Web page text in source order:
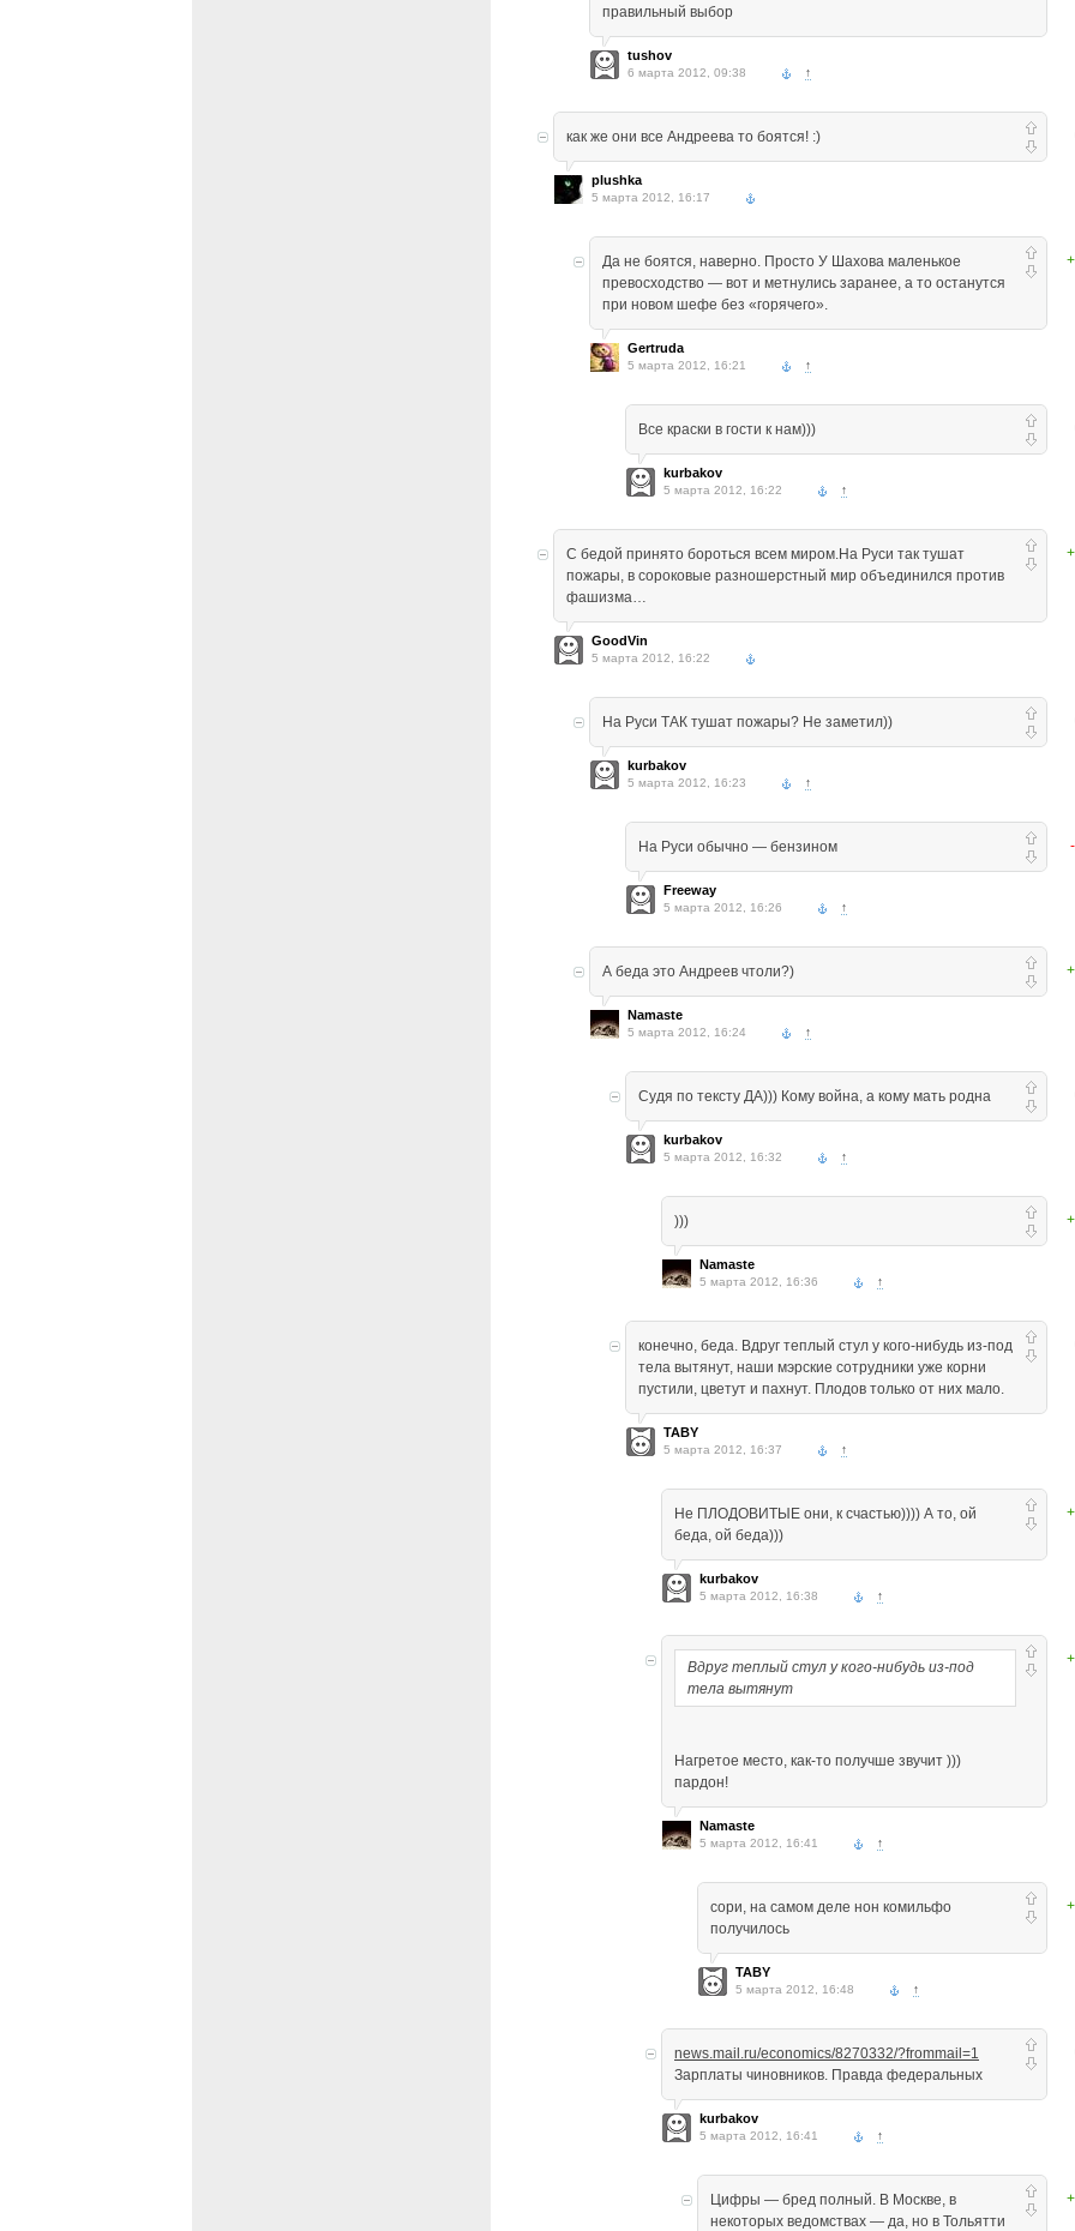
правильный выбор
tushov
6 марта 2012, 09:38 ↑
как же они все Андреева то боятся! :)
plushka
5 марта 2012, 16:17
Да не боятся, наверно. Просто У Шахова маленькое
превосходство — вот и метнулись заранее, а то останутся
при новом шефе без «горячего».
Gertruda
5 марта 2012, 16:21 ↑
Все краски в гости к нам)))
kurbakov
5 марта 2012, 16:22 ↑
С бедой принято бороться всем миром.На Руси так тушат
пожары, в сороковые разношерстный мир объединился против
фашизма…
GoodVin
5 марта 2012, 16:22
На Руси ТАК тушат пожары? Не заметил))
kurbakov
5 марта 2012, 16:23 ↑
На Руси обычно — бензином
Freeway
5 марта 2012, 16:26 ↑
А беда это Андреев чтоли?)
Namaste
5 марта 2012, 16:24 ↑
Судя по тексту ДА))) Кому война, а кому мать родна
kurbakov
5 марта 2012, 16:32 ↑
)))
Namaste
5 марта 2012, 16:36 ↑
конечно, беда. Вдруг теплый стул у кого-нибудь из-под
тела вытянут, наши мэрские сотрудники уже корни
пустили, цветут и пахнут. Плодов только от них мало.
TABY
5 марта 2012, 16:37 ↑
Не ПЛОДОВИТЫЕ они, к счастью)))) А то, ой
беда, ой беда)))
kurbakov
5 марта 2012, 16:38 ↑
Вдруг теплый стул у кого-нибудь из-под
тела вытянут
Нагретое место, как-то получше звучит )))
пардон!
Namaste
5 марта 2012, 16:41 ↑
сори, на самом деле нон комильфо
получилось
TABY
5 марта 2012, 16:48 ↑
news.mail.ru/economics/8270332/?frommail=1
Зарплаты чиновников. Правда федеральных
kurbakov
5 марта 2012, 16:41 ↑
Цифры — бред полный. В Москве, в
некоторых ведомствах — да, но в Тольятти